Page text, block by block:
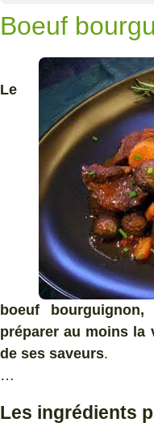
Boeuf
Le
boeuf
préparer au moins la
de ses saveurs.
…
Les ingrédients